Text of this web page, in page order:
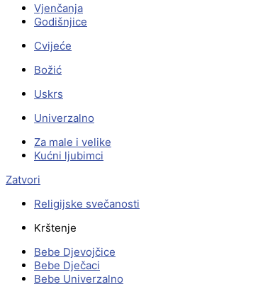
Vjenčanja
Godišnjice
Cvijeće
Božić
Uskrs
Univerzalno
Za male i velike
Kućni ljubimci
Zatvori
Religijske svečanosti
Krštenje
Bebe Djevojčice
Bebe Dječaci
Bebe Univerzalno